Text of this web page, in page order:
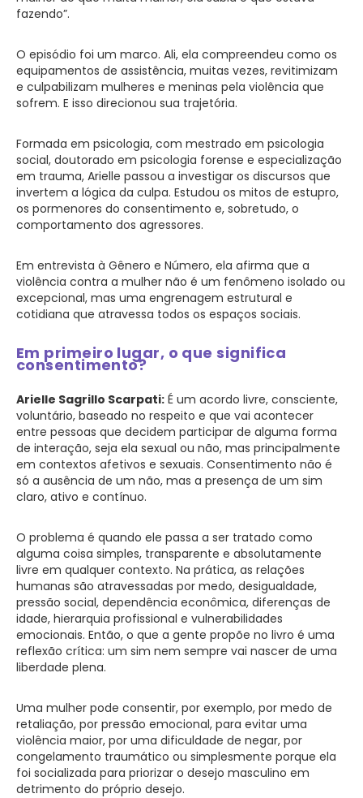
fazendo”.
O episódio foi um marco. Ali, ela compreendeu como os
equipamentos de assistência, muitas vezes, revitimizam
e culpabilizam mulheres e meninas pela violência que
sofrem. E isso direcionou sua trajetória.
Formada em psicologia, com mestrado em psicologia
social, doutorado em psicologia forense e especialização
em trauma, Arielle passou a investigar os discursos que
invertem a lógica da culpa. Estudou os mitos de estupro,
os pormenores do consentimento e, sobretudo, o
comportamento dos agressores.
Em entrevista à Gênero e Número, ela afirma que a
violência contra a mulher não é um fenômeno isolado ou
excepcional, mas uma engrenagem estrutural e
cotidiana que atravessa todos os espaços sociais.
Em primeiro lugar, o que significa
consentimento?
Arielle Sagrillo Scarpati: É um acordo livre, consciente,
voluntário, baseado no respeito e que vai acontecer
entre pessoas que decidem participar de alguma forma
de interação, seja ela sexual ou não, mas principalmente
em contextos afetivos e sexuais. Consentimento não é
só a ausência de um não, mas a presença de um sim
claro, ativo e contínuo.
O problema é quando ele passa a ser tratado como
alguma coisa simples, transparente e absolutamente
livre em qualquer contexto. Na prática, as relações
humanas são atravessadas por medo, desigualdade,
pressão social, dependência econômica, diferenças de
idade, hierarquia profissional e vulnerabilidades
emocionais. Então, o que a gente propõe no livro é uma
reflexão crítica: um sim nem sempre vai nascer de uma
liberdade plena.
Uma mulher pode consentir, por exemplo, por medo de
retaliação, por pressão emocional, para evitar uma
violência maior, por uma dificuldade de negar, por
congelamento traumático ou simplesmente porque ela
foi socializada para priorizar o desejo masculino em
detrimento do próprio desejo.